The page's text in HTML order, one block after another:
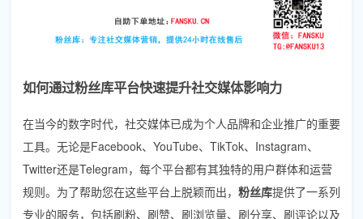
如何通过粉丝库平台快速提升社交媒体影响力
在当今的数字时代，社交媒体已成为个人品牌和企业推广的重要
工具。无论是Facebook、YouTube、TikTok、Instagram、
Twitter还是Telegram，每个平台都有其独特的用户群体和运营
规则。为了帮助您在这些平台上脱颖而出， 粉丝库提供了一系列
专业的服务，包括刷粉、刷赞、刷浏览量、刷分享、刷评论以及